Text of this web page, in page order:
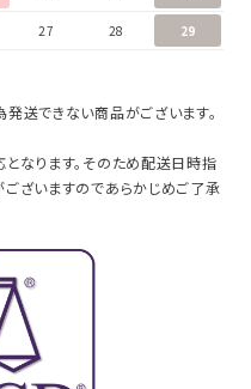
27 28 29
送できない商品がございます。
なります。そのため配送日時指
ざいますのであらかじめご了承